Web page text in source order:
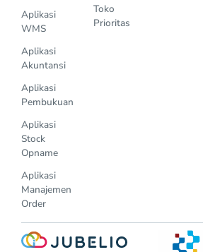
Aplikasi
WMS
Aplikasi
Akuntansi
Aplikasi
Pembukuan
Aplikasi
Stock
Opname
Aplikasi
Manajemen
Order
Toko
Prioritas